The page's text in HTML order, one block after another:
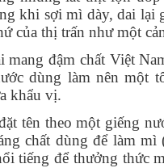
khi sợi mì dày, dai lại
của thị trấn như một
mang đậm chất Việt
dùng làm nên một
khẩu vị.
tên theo một giếng
chất dùng để làm
tiếng để thưởng thức